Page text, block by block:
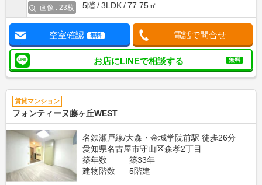
画像 : 23枚
5階
3LDK 77.75㎡
空室確認 無料 電話で問合せ
お店にLINEで相談する 無料
賃貸マンション
フォンティーヌ藤ヶ丘WEST
名鉄瀬戸線/大森・金城学院前駅 徒歩26分
愛知県名古屋市守山区森孝2丁目
築年数
築33年
建物階数
5階建